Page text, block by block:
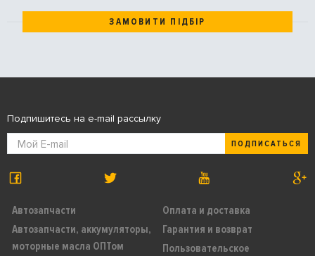
ЗАМОВИТИ ПІДБІР
Автозапчасти
Автозапчасти, аккумуляторы,
моторные масла ОПТом
Оплата и доставка
Гарантия и возврат
Пользовательское
Подпишитесь на e-mail рассылку
ПОДПИСАТЬСЯ